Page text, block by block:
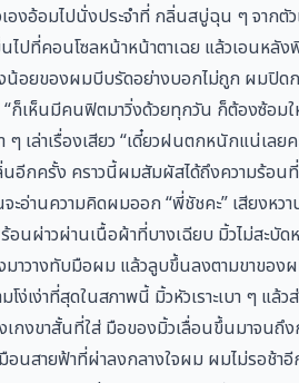
องอ้อมไปนั่งประจำที่ กลิ่นสบู่ฉุน ๆ จาก
ปที่คอนโซลหน้าหน้าตาเฉย แล้วเอนหลัง
อยของผมบีบรัดอย่างบอกไม่ถูก ผมปิดก
เห็นมีคนฟิตมาวิ่งด้วยทุกวัน ก็ต้องซ้อมให้
เล่าเรื่องเสียว “เดี๋ยวฝนตกหนักแน่เลย
อีกครั้ง คราวนี้ผมสัมผัสได้ถึงความร้อนที่
ะอ่านความคิดผมออก “พี่ชัชคะ” เสียงห
อนผ่าวผ่านเนื้อผ้าที่บางเฉียบ มิ้วไม่สะบั
มาวางทับมือผม แล้วลูบขึ้นลงตามขาขอ
โง่เง่าที่สุดในสภาพนี้ มิ้วหัวเราะเบา ๆ
เกงขาสั้นที่ใส่ มือของมิ้วเลื่อนขึ้นมาจนถึ
อนสายฟ้าที่ผ่าลงกลางใจผม ผมไม่รอช้